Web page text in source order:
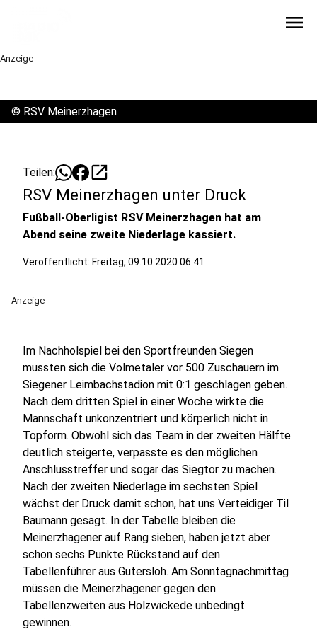
menu
Anzeige
© RSV Meinerzhagen
Teilen: open_in_new
RSV Meinerzhagen unter Druck
Fußball-Oberligist RSV Meinerzhagen hat am
Abend seine zweite Niederlage kassiert.
Veröffentlicht: Freitag, 09.10.2020 06:41
Anzeige
Im Nachholspiel bei den Sportfreunden Siegen
mussten sich die Volmetaler vor 500 Zuschauern im
Siegener Leimbachstadion mit 0:1 geschlagen geben.
Nach dem dritten Spiel in einer Woche wirkte die
Mannschaft unkonzentriert und körperlich nicht in
Topform. Obwohl sich das Team in der zweiten Hälfte
deutlich steigerte, verpasste es den möglichen
Anschlusstreffer und sogar das Siegtor zu machen.
Nach der zweiten Niederlage im sechsten Spiel
wächst der Druck damit schon, hat uns Verteidiger Til
Baumann gesagt. In der Tabelle bleiben die
Meinerzhagener auf Rang sieben, haben jetzt aber
schon sechs Punkte Rückstand auf den
Tabellenführer aus Gütersloh. Am Sonntagnachmittag
müssen die Meinerzhagener gegen den
Tabellenzweiten aus Holzwickede unbedingt
gewinnen.